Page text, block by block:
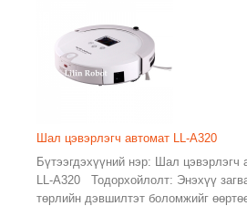
Шал цэвэрлэгч автомат LL-A320
Бүтээгдэхүүний нэр: Шал цэвэрлэгч
LL-A320 Тодорхойлолт: Энэхүү
төрлийн дэвшилтэт боломжийг